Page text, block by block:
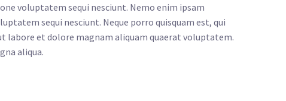
voluptatem sequi nesciunt. Nemo enim ipsam
sequi nesciunt. Neque porro quisquam est, qui
labore et dolore magnam aliquam quaerat voluptatem.
aliqua.